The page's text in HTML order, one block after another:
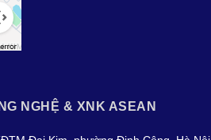
NGHỆ & XNK ASEAN